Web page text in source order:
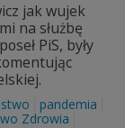
jak wujek
na służbę
PiS, były
pandemia
Zdrowia